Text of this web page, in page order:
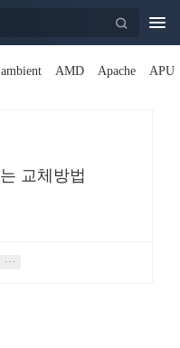
ambient AMD Apache APU
교체방법
···